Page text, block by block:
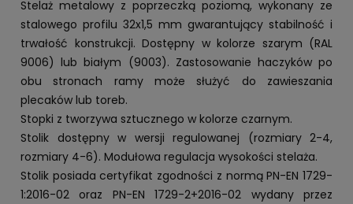
Stelaż metalowy z poprzeczką poziomą, wykonany ze
stalowego profilu 32x1,5 mm gwarantujący stabilność i
trwałość konstrukcji. Dostępny w kolorze szarym (RAL
9006) lub białym (9003). Zastosowanie haczyków po
obu stronach ramy może służyć do zawieszania
plecaków lub toreb.
Stopki z tworzywa sztucznego w kolorze czarnym.
Stolik dostępny w wersji regulowanej (rozmiary 2-4,
rozmiary 4-6). Modułowa regulacja wysokości stelaża.
Stolik posiada certyfikat zgodności z normą PN-EN 1729-
1:2016-02 oraz PN-EN 1729-2+2016-02 wydany przez